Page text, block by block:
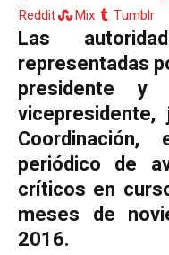
Reddit
Mix Tumblr
Las
representadas
presidente y
periódico de
críticos en
meses de
2016.